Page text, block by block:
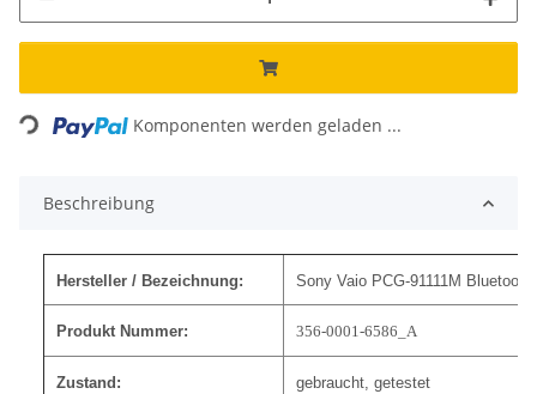
Loading... Komponenten werden geladen ...
Beschreibung
Hersteller / Bezeichnung: Sony Vaio PCG-91111M
Produkt Nummer: 356-0001-6586_A
Zustand: gebraucht, getestet